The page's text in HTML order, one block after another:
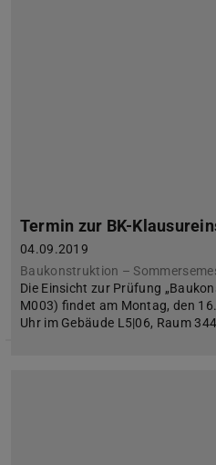
Termin zur BK-
04.09.2019
Baukonstruktion –
Die Einsicht zur Prüfung
M003) findet am Montag, den
Uhr im Gebäude L5|06, Raum